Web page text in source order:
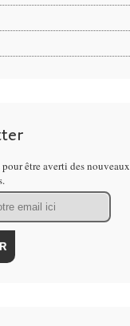
être averti des nouveaux